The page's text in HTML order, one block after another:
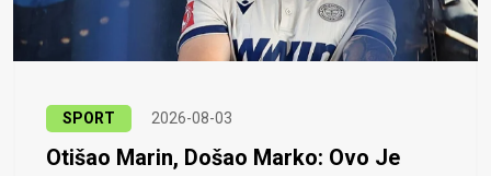
SPORT 2026-08-03
Otišao Marin, Došao Marko: Ovo Je